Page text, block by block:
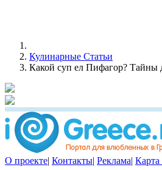
Кулинарные Статьи
Какой суп ел Пифагор? Тайны
О проекте| Контакты| Реклама| Карта